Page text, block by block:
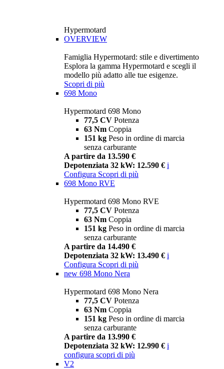
Hypermotard
OVERVIEW
Famiglia Hypermotard: stile e divertimento
Esplora la gamma Hypermotard e scegli il
modello più adatto alle tue esigenze.
Scopri di più
698 Mono
Hypermotard 698 Mono
77,5 CV Potenza
63 Nm Coppia
151 kg Peso in ordine di marcia
senza carburante
A partire da 13.590 €
Depotenziata 32 kW: 12.590 € i
Configura Scopri di più
698 Mono RVE
Hypermotard 698 Mono RVE
77,5 CV Potenza
63 Nm Coppia
151 kg Peso in ordine di marcia
senza carburante
A partire da 14.490 €
Depotenziata 32 kW: 13.490 € i
Configura Scopri di più
new 698 Mono Nera
Hypermotard 698 Mono Nera
77,5 CV Potenza
63 Nm Coppia
151 kg Peso in ordine di marcia
senza carburante
A partire da 13.990 €
Depotenziata 32 kW: 12.990 € i
configura scopri di più
V2